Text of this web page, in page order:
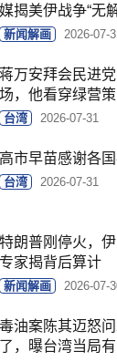
媒揭美伊战争“无
新闻解画 2026-07-
蒋万安拜会民进
场，他看穿绿营
台湾 2026-07-31
高市早苗感谢各
台湾 2026-07-31
特朗普刚停火，
专家揭背后算计
新闻解画 2026-07-
毒油案陈其迈怒
了，曝台湾当局